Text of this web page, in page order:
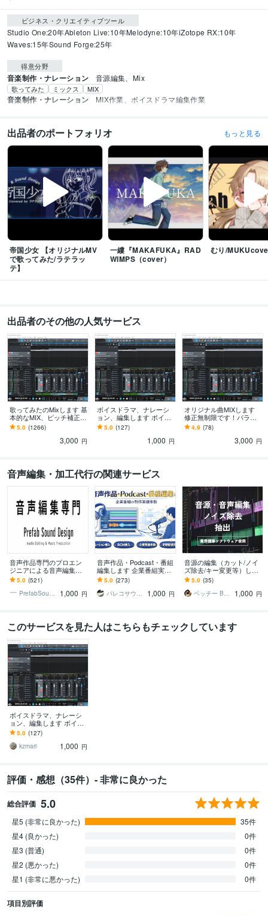
ビジネス・クリエイティブツール
Studio One:20年Ableton Live:10年Melodyne:10年iZotope RX:10年
Waves:15年Sound Forge:25年
得意分野
音楽制作・ナレーション 音源編集、Mix
歌ってみた ミックス MIX
音楽制作・ナレーション MIX作業、ボイスドラマ編集作業
出品者のポートフォリオ もっと見る
帝国少女 【オリジナルMV
で歌ってみた/ラテラッ
テ】
一縷『MAKAFUKA』RAD
WIMPS（cover）
むり/
出品者のその他の人気サービス
歌ってみたのMixします 基
本的なMIX、ピッチ補正も
含みます！
5.0 (1266)
3,000 円
ボイスドラマ、ナレーシ
ョン、編集します ボイス
ドラマの整音、効果音挿
入等、何でもご相談くだ
5.0 (127)
1,000 円
オリジナル曲MIXします
修正無制限です！パラデ
ータも受付中です。
4.9 (78)
3,000 円
音声編集・加工代行の関連サービス
音声作品専門のプロエン
ジニアによる音声編集で
きます DLsite、シチュエ
ーションボイスなど実績1
000件以上！
5.0 (521)
PrefabSoundDesign
1,000 円
音声作品・Podcast・番組
編集します 企業番組実績
あり・定期配信・継続案
件OKです！
5.0 (273)
パレコサウンド
1,000 円
音源の編集（カット/ノイ
ズ除去/キー変更等）しま
す 目的や用途に合わせて
丁寧に処理致します！事
前相談可！
5.0 (35)
ベッチー Betzzy
1,000 円
このサービスを見た人はこちらもチェックしています
ボイスドラマ、ナレーシ
ョン、編集します ボイス
ドラマの整音、効果音挿
入等、何でもご相談くだ
さい！
5.0 (127)
kzmari
1,000 円
評価・感想（35件）- 非常に良かった
総合評価 5.0
星5 (非常に良かった)
35件
星4 (良かった)
0件
星3 (普通)
0件
星2 (悪かった)
0件
星1 (非常に悪かった)
0件
項目別評価